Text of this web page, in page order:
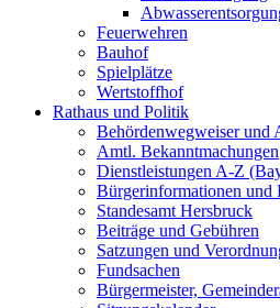
Feuerwehren
Bauhof
Spielplätze
Wertstoffhof
Rathaus und Politik
Behördenwegweiser und
Amtl. Bekanntmachungen
Dienstleistungen A-Z
Bürgerinformationen und
Standesamt Hersbruck
Beiträge und Gebühren
Satzungen und
Fundsachen
Bürgermeister,